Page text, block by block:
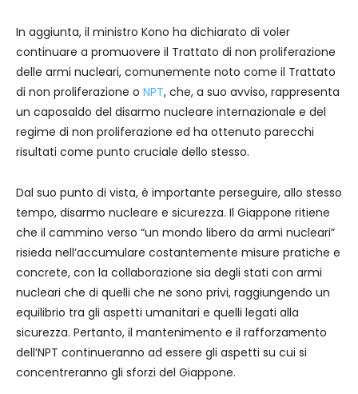
In aggiunta, il ministro Kono ha dichiarato di voler
continuare a promuovere il Trattato di non proliferazione
delle armi nucleari, comunemente noto come il Trattato
di non proliferazione o NPT, che, a suo avviso, rappresenta
un caposaldo del disarmo nucleare internazionale e del
regime di non proliferazione ed ha ottenuto parecchi
risultati come punto cruciale dello stesso.
Dal suo punto di vista, è importante perseguire, allo stesso
tempo, disarmo nucleare e sicurezza. Il Giappone ritiene
che il cammino verso “un mondo libero da armi nucleari”
risieda nell’accumulare costantemente misure pratiche e
concrete, con la collaborazione sia degli stati con armi
nucleari che di quelli che ne sono privi, raggiungendo un
equilibrio tra gli aspetti umanitari e quelli legati alla
sicurezza. Pertanto, il mantenimento e il rafforzamento
dell’NPT continueranno ad essere gli aspetti su cui si
concentreranno gli sforzi del Giappone.